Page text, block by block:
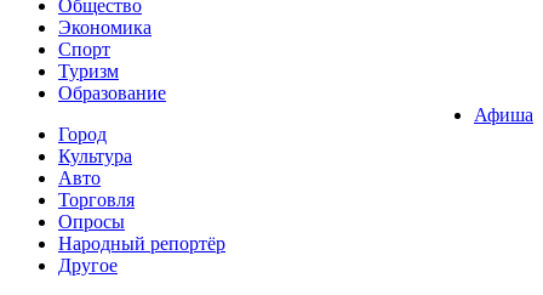
Общество
Экономика
Спорт
Туризм
Образование
Афиша
Город
Культура
Авто
Торговля
Опросы
Народный репортёр
Другое